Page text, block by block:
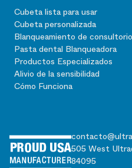
505 West
84095
Cubeta lista para usar
Cubeta personalizada
Blanqueamiento de consultorio
Pasta dental Blanqueadora
Productos Especializados
Alivio de la sensibilidad
Cómo Funciona